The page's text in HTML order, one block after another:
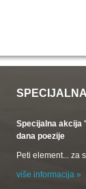
Specijalna akcija
dana poezije
Peti element... za
više informacija »